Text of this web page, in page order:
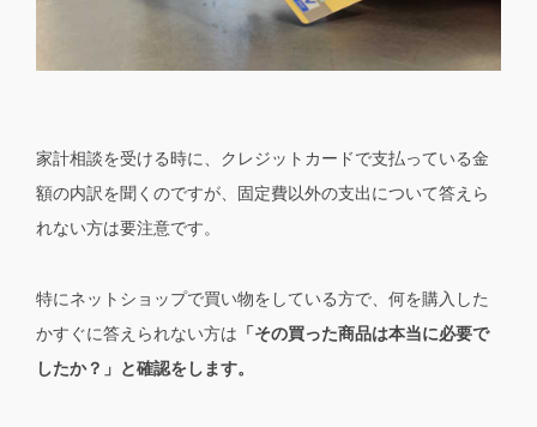
家計相談を受ける時に、クレジットカードで支払っている金
額の内訳を聞くのですが、固定費以外の支出について答えら
れない方は要注意です。
特にネットショップで買い物をしている方で、何を購入した
かすぐに答えられない方は 「その買った商品は本当に必要で
したか？」と確認をします。